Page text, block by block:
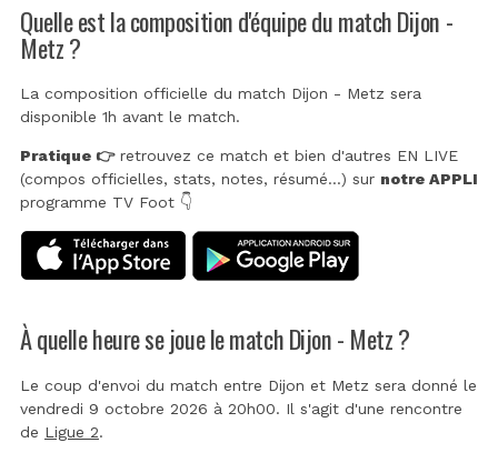
Quelle est la composition d'équipe du match Dijon -
Metz ?
La composition officielle du match Dijon - Metz sera
disponible 1h avant le match.
Pratique 👉retrouvez ce match et bien d'autres EN LIVE
(compos officielles, stats, notes, résumé...) sur notre APPLI
programme TV Foot 👇
À quelle heure se joue le match Dijon - Metz ?
Le coup d'envoi du match entre Dijon et Metz sera donné le
vendredi 9 octobre 2026 à 20h00. Il s'agit d'une rencontre
de Ligue 2.